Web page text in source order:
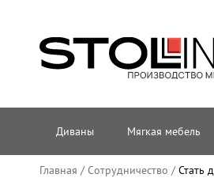
Диваны Мягкая мебель
Главная /Сотрудничество /Стать